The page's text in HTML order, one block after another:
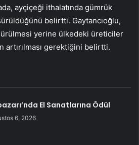
ayçiçeği ithalatında gümrük
belirtti. Gaytancıoğlu,
yerine ülkedeki üreticiler
gerektiğini belirtti.
El Sanatlarına Ödül
6, 2026